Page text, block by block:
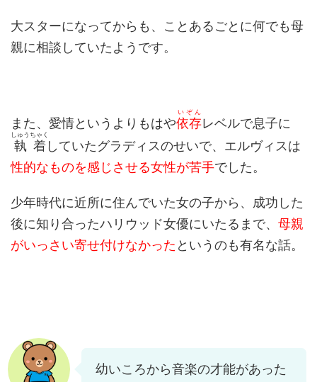
大スターになってからも、ことあるごとに何でも母
親に相談していたようです。
また、愛情というよりもはや依存
いぞん
レベルで息子に
執着
しゅうちゃく
していたグラディスのせいで、エルヴィスは
性的なものを感じさせる女性が苦手でした。
少年時代に近所に住んでいた女の子から、成功した
後に知り合ったハリウッド女優にいたるまで、 母親
がいっさい寄せ付けなかった というのも有名な話。
幼いころから音楽の才能があった